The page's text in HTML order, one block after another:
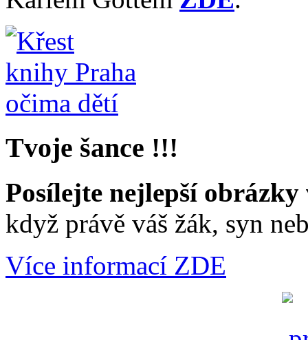
Tvoje šance !!!
Posílejte nejlepší obrázky
když právě váš žák, syn
Více informací ZDE